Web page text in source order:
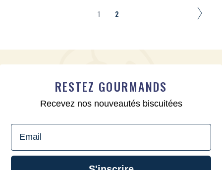
1 2
RESTEZ GOURMANDS
Recevez nos nouveautés biscuitées
Email